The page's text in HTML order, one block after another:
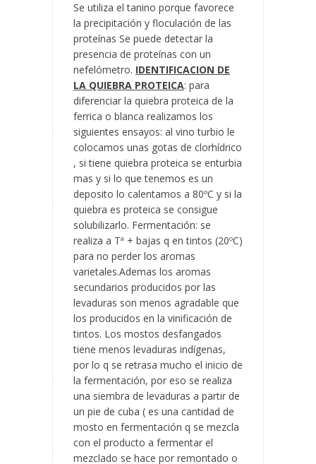
Se utiliza el tanino porque favorece
la precipitación y floculación de las
proteínas Se puede detectar la
presencia de proteínas con un
nefelómetro. IDENTIFICACION DE
LA QUIEBRA PROTEICA: para
diferenciar la quiebra proteica de la
ferrica o blanca realizamos los
siguientes ensayos: al vino turbio le
colocamos unas gotas de clorhídrico
, si tiene quiebra proteica se enturbia
mas y si lo que tenemos es un
deposito lo calentamos a 80ºC y si la
quiebra es proteica se consigue
solubilizarlo. Fermentación: se
realiza a Tª + bajas q en tintos (20ºC)
para no perder los aromas
varietales.Ademas los aromas
secundarios producidos por las
levaduras son menos agradable que
los producidos en la vinificación de
tintos. Los mostos desfangados
tiene menos levaduras indígenas,
por lo q se retrasa mucho el inicio de
la fermentación, por eso se realiza
una siembra de levaduras a partir de
un pie de cuba ( es una cantidad de
mosto en fermentación q se mezcla
con el producto a fermentar el
mezclado se hace por remontado o